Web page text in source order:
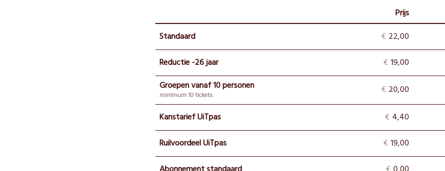
Prijs
Standaard € 22,00
Reductie -26 jaar
€ 19,00
Groepen vanaf 10 personen
minimum 10 tickets € 20,00
Kanstarief UiTpas € 4,40
Ruilvoordeel UiTpas
€ 19,00